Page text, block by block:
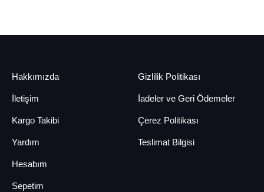
Hakkımızda
İletişim
Kargo Takibi
Yardım
Gizlilik Politikası
İadeler ve Geri Ödemeler
Çerez Politikası
Teslimat Bilgisi
Hesabım
Sepetim